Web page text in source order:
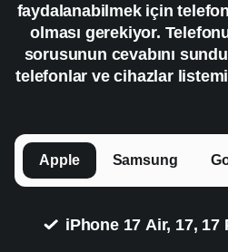
faydalanabilmek için
olması gerekiyor.
sorusunun cevabını
telefonlar ve cihazlar
Apple Samsung
iPhone 17 Air, 17, 17